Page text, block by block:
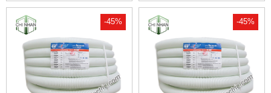
-45% -45%